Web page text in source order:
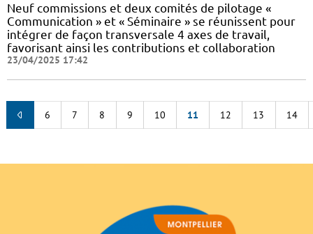
Neuf commissions et deux comités de pilotage «
Communication » et « Séminaire » se réunissent pour
intégrer de façon transversale 4 axes de travail,
favorisant ainsi les contributions et collaboration
23/04/2025 17:42
6 7 8 9 10 11 12 13 14